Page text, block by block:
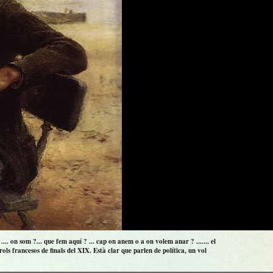
on som ?... que fem aquí ? ... cap on anem o a on volem anar ? ....... el
francesos de finals del XIX. Està clar que parlen de política, un vol